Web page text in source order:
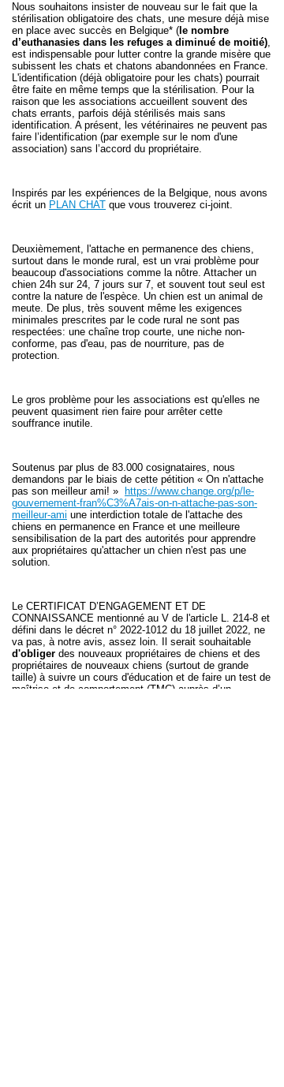
Nous souhaitons insister de nouveau sur le fait que la
stérilisation obligatoire des chats, une mesure déjà mise
en place avec succès en Belgique* ( le nombre
d’euthanasies dans les refuges a diminué de moitié),
est indispensable pour lutter contre la grande misère que
subissent les chats et chatons abandonnées en France.
L'identification (déjà obligatoire pour les chats) pourrait
être faite en même temps que la stérilisation. Pour la
raison que les associations accueillent souvent des
chats errants, parfois déjà stérilisés mais sans
identification. A présent, les vétérinaires ne peuvent pas
faire l’identification (par exemple sur le nom d'une
association) sans l’accord du propriétaire.
Inspirés par les expériences de la Belgique, nous avons
écrit un PLAN CHAT que vous trouverez ci-joint.
Deuxièmement, l'attache en permanence des chiens,
surtout dans le monde rural, est un vrai problème pour
beaucoup d'associations comme la nôtre. Attacher un
chien 24h sur 24, 7 jours sur 7, et souvent tout seul est
contre la nature de l'espèce. Un chien est un animal de
meute. De plus, très souvent même les exigences
minimales prescrites par le code rural ne sont pas
respectées: une chaîne trop courte, une niche non-
conforme, pas d'eau, pas de nourriture, pas de
protection.
Le gros problème pour les associations est qu'elles ne
peuvent quasiment rien faire pour arrêter cette
souffrance inutile.
Soutenus par plus de 83.000 cosignataires, nous
demandons par le biais de cette pétition « On n'attache
pas son meilleur ami! »
https://www.change.org/p/le-
gouvernement-fran%C3%A7ais-on-n-attache-pas-son-
meilleur-ami une interdiction totale de l'attache des
chiens en permanence en France et une meilleure
sensibilisation de la part des autorités pour apprendre
aux propriétaires qu'attacher un chien n'est pas une
solution.
Le CERTIFICAT D’ENGAGEMENT ET DE
CONNAISSANCE mentionné au V de l'article L. 214-8 et
défini dans le décret n° 2022-1012 du 18 juillet 2022, ne
va pas, à notre avis, assez loin. Il serait souhaitable
d'obliger des nouveaux propriétaires de chiens et des
propriétaires de nouveaux chiens (surtout de grande
taille) à suivre un cours d'éducation et de faire un test de
maîtrise et de comportement (TMC) auprès d’un